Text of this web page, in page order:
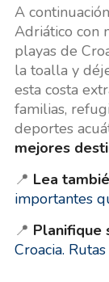
A
Adriático con
playas de
la toalla y
esta costa
familias,
deportes
mejores
📍 Lea
importantes
📍 Planifique
Croacia.